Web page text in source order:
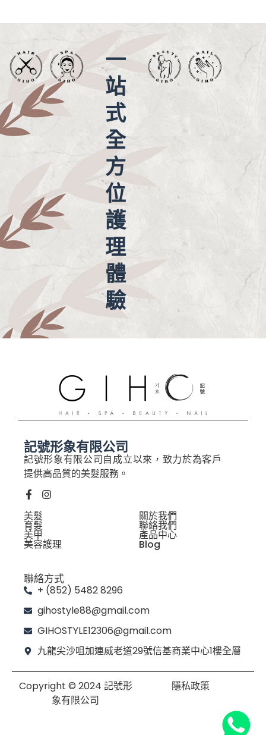
一
站
式
全
方
位
護
理
體
驗
記號形象有限公司
記號形象有限公司自成立以來，致力於為客戶
提供高品質的美髮服務。
美髮
育髮
美甲
美容護理
關於我們
聯絡我們
產品中心
Blog
聯絡方式
+ (852) 5482 8296
gihostyle88@gmail.com
GIHOSTYLE12306@gmail.com
九龍尖沙咀加連威老道29號信基商業中心1樓全層
Copyright © 2024 記號形
象有限公司
隱私政策